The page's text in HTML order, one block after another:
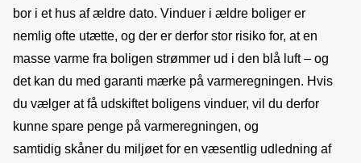
bor i et hus af ældre dato. Vinduer i ældre boliger er
nemlig ofte utætte, og der er derfor stor risiko for, at en
masse varme fra boligen strømmer ud i den blå luft – og
det kan du med garanti mærke på varmeregningen. Hvis
du vælger at få udskiftet boligens vinduer, vil du derfor
kunne spare penge på varmeregningen, og
samtidig skåner du miljøet for en væsentlig udledning af